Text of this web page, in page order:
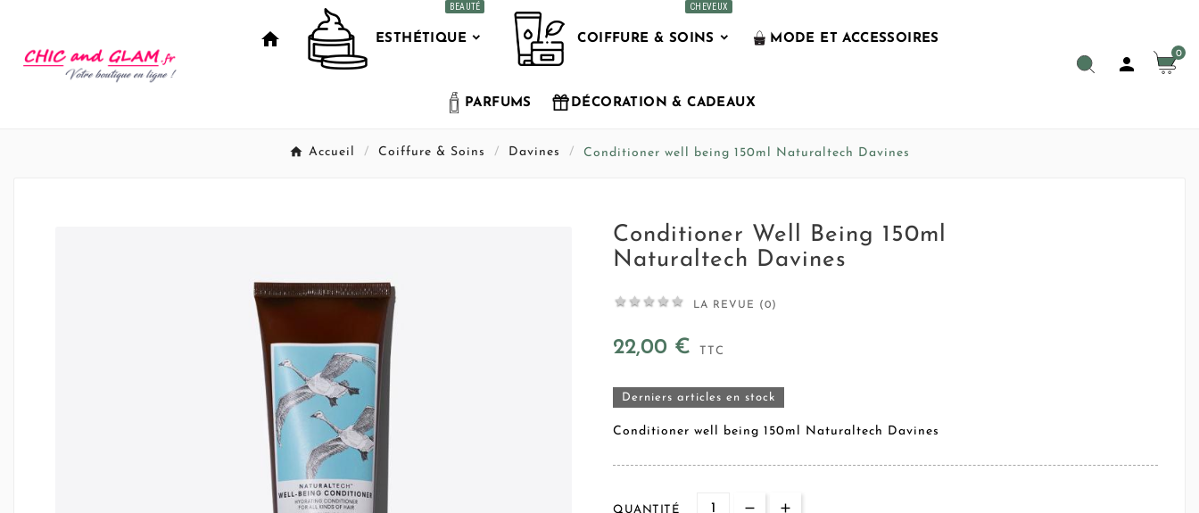
home ESTHÉTIQUE
BEAUTÉ
COIFFURE & SOINS
CHEVEUX
MODE ET ACCESSOIRES
PARFUMS DÉCORATION & CADEAUX
 0
Accueil Coiffure & Soins Davines Conditioner well being 150ml Naturaltech Davines
Conditioner Well Being 150ml
Naturaltech Davines
     LA REVUE (0)
22,00 € TTC
Derniers articles en stock
Conditioner well being 150ml Naturaltech Davines
QUANTITÉ